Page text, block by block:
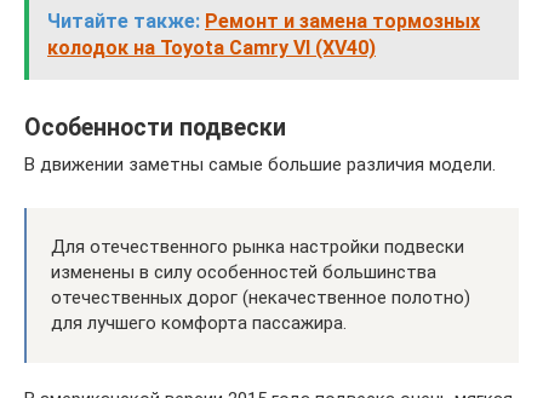
Читайте также: Ремонт и замена тормозных
колодок на Toyota Camry VI (XV40)
Особенности подвески
В движении заметны самые большие различия модели.
Для отечественного рынка настройки подвески
изменены в силу особенностей большинства
отечественных дорог (некачественное полотно)
для лучшего комфорта пассажира.